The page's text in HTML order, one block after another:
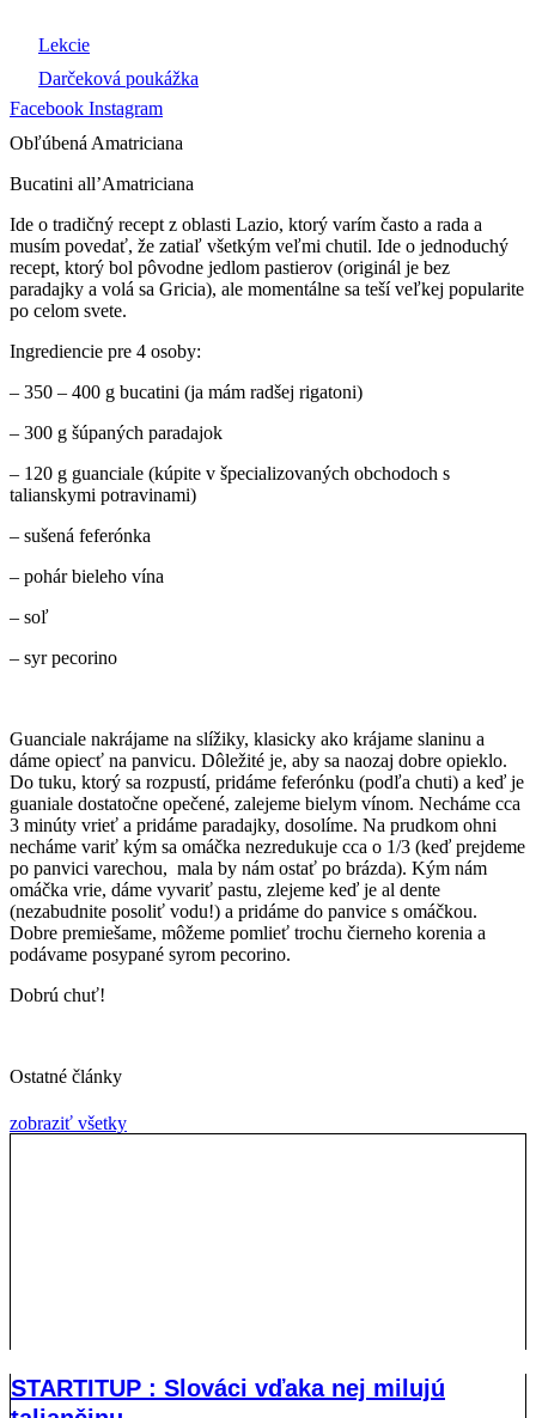
Lekcie
Darčeková poukážka
Facebook Instagram
Obľúbená Amatriciana
Bucatini all’Amatriciana
Ide o tradičný recept z oblasti Lazio, ktorý varím často a rada a
musím povedať, že zatiaľ všetkým veľmi chutil. Ide o jednoduchý
recept, ktorý bol pôvodne jedlom pastierov (originál je bez
paradajky a volá sa Gricia), ale momentálne sa teší veľkej popularite
po celom svete.
Ingrediencie pre 4 osoby:
– 350 – 400 g bucatini (ja mám radšej rigatoni)
– 300 g šúpaných paradajok
– 120 g guanciale (kúpite v špecializovaných obchodoch s
talianskymi potravinami)
– sušená feferónka
– pohár bieleho vína
– soľ
– syr pecorino
Guanciale nakrájame na slížiky, klasicky ako krájame slaninu a
dáme opiecť na panvicu. Dôležité je, aby sa naozaj dobre opieklo.
Do tuku, ktorý sa rozpustí, pridáme feferónku (podľa chuti) a keď je
guaniale dostatočne opečené, zalejeme bielym vínom. Necháme cca
3 minúty vrieť a pridáme paradajky, dosolíme. Na prudkom ohni
necháme variť kým sa omáčka nezredukuje cca o 1/3 (keď prejdeme
po panvici varechou, mala by nám ostať po brázda). Kým nám
omáčka vrie, dáme vyvariť pastu, zlejeme keď je al dente
(nezabudnite posoliť vodu!) a pridáme do panvice s omáčkou.
Dobre premiešame, môžeme pomlieť trochu čierneho korenia a
podávame posypané syrom pecorino.
Dobrú chuť!
Ostatné články
zobraziť všetky
STARTITUP : Slováci vďaka nej milujú